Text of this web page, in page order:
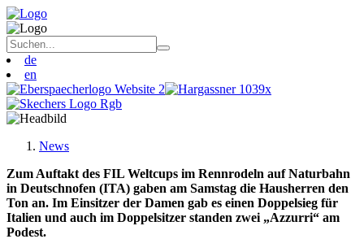
de
en
News
Zum Auftakt des FIL Weltcups im Rennrodeln auf Naturbahn
in Deutschnofen (ITA) gaben am Samstag die Hausherren den
Ton an. Im Einsitzer der Damen gab es einen Doppelsieg für
Italien und auch im Doppelsitzer standen zwei „Azzurri“ am
Podest.